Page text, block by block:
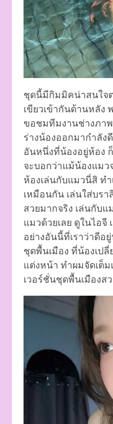
ชุดนี้มีกิมมิคน่าสนใจต
เขียวเข้ากันด้านหลัง
ขอชมทีมงานช่างภา
ร่างน้องออกมากำลัง
อันหนึ่งที่น้องอยู่ห้อง
จะบอกว่าแม้น้องแมว
ห้องเล่นกับแมวนี่สิ ทำ
เหมือนกัน เล่นใส่บร
สวยมากจริง เล่นกับ
แมวด้วยเลย ดูในไอจี
อย่างอันนี้ที่เราว่าดีอ
ชุดพื้นเมือง ที่น้องเป
แต่งหน้า ทำผมจัดเต็
เวอร์ชั่นชุดพื้นเมืองส